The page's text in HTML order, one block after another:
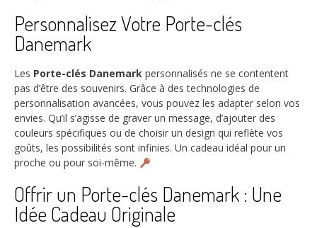
Personnalisez Votre Porte-clés
Danemark
Les Porte-clés Danemark personnalisés ne se contentent
pas d’être des souvenirs. Grâce à des technologies de
personnalisation avancées, vous pouvez les adapter selon vos
envies. Qu’il s’agisse de graver un message, d’ajouter des
couleurs spécifiques ou de choisir un design qui reflète vos
goûts, les possibilités sont infinies. Un cadeau idéal pour un
proche ou pour soi-même.
Offrir un Porte-clés Danemark : Une
Idée Cadeau Originale